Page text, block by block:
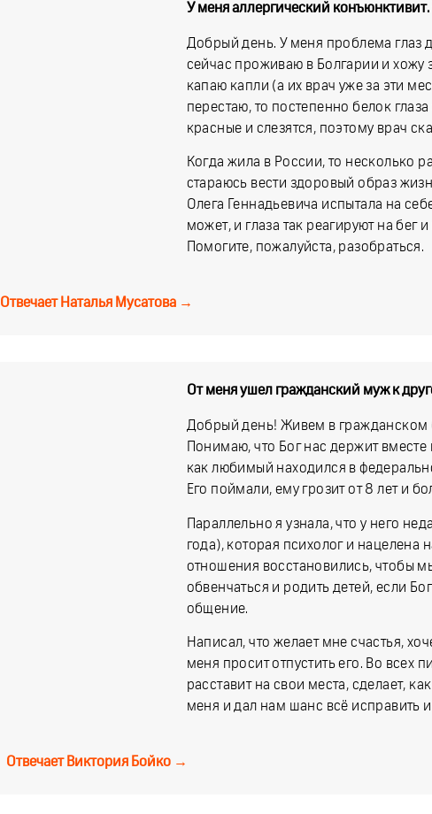
У меня аллергический конъюнктивит.
Добрый день. У меня проблема глаз
сейчас проживаю в Болгарии и хожу
капаю капли (а их врач уже за эти
перестаю, то постепенно белок
красные и слезятся, поэтому врач
Когда жила в России, то несколько
стараюсь вести здоровый образ
Олега Геннадьевича испытала на
может, и глаза так реагируют на бег
Помогите, пожалуйста, разобраться.
ОтвечаетНаталья Мусатова →
От меня ушел гражданский муж к
Добрый день! Живем в гражданском
Понимаю, что Бог нас держит вместе
как любимый находился в
Его поймали, ему грозит от 8 лет и
Параллельно я узнала, что у него
года), которая психолог и нацелена
отношения восстановились, чтобы
обвенчаться и родить детей, если
общение.
Написал, что желает мне счастья,
меня просит отпустить его. Во всех
расставит на свои места, сделает,
меня и дал нам шанс всё исправить
ОтвечаетВиктория Бойко→